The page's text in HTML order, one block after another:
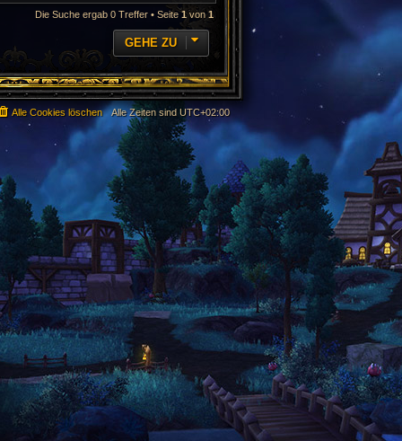
Die Suche ergab 0 Treffer • Seite1von 1
GEHE ZU
Alle Zeiten sind UTC+02:00
Alle Cookies löschen